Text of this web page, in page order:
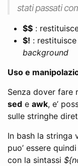
stati passati
$$ :
$! :
background
Uso e
Senza dover fare
sed e awk, e’
sulle stringhe
In bash la stringa
puo’ essere
con la sintassi